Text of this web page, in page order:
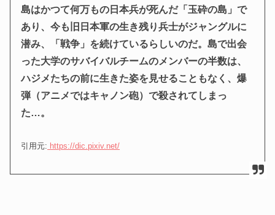
島はかつて何万もの日本兵が死んだ「玉砕の島」で
あり、今も旧日本軍の生き残り兵士がジャングルに
潜み、「戦争」を続けているらしいのだ。島で出会
った大学のサバイバルチームのメンバーの半数は、
ハジメたちの前に生きた姿を見せることもなく、爆
弾（アニメではキャノン砲）で殺されてしまっ
た…。
引用元: https://dic.pixiv.net/